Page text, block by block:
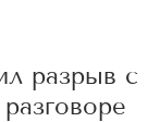
разрыв с